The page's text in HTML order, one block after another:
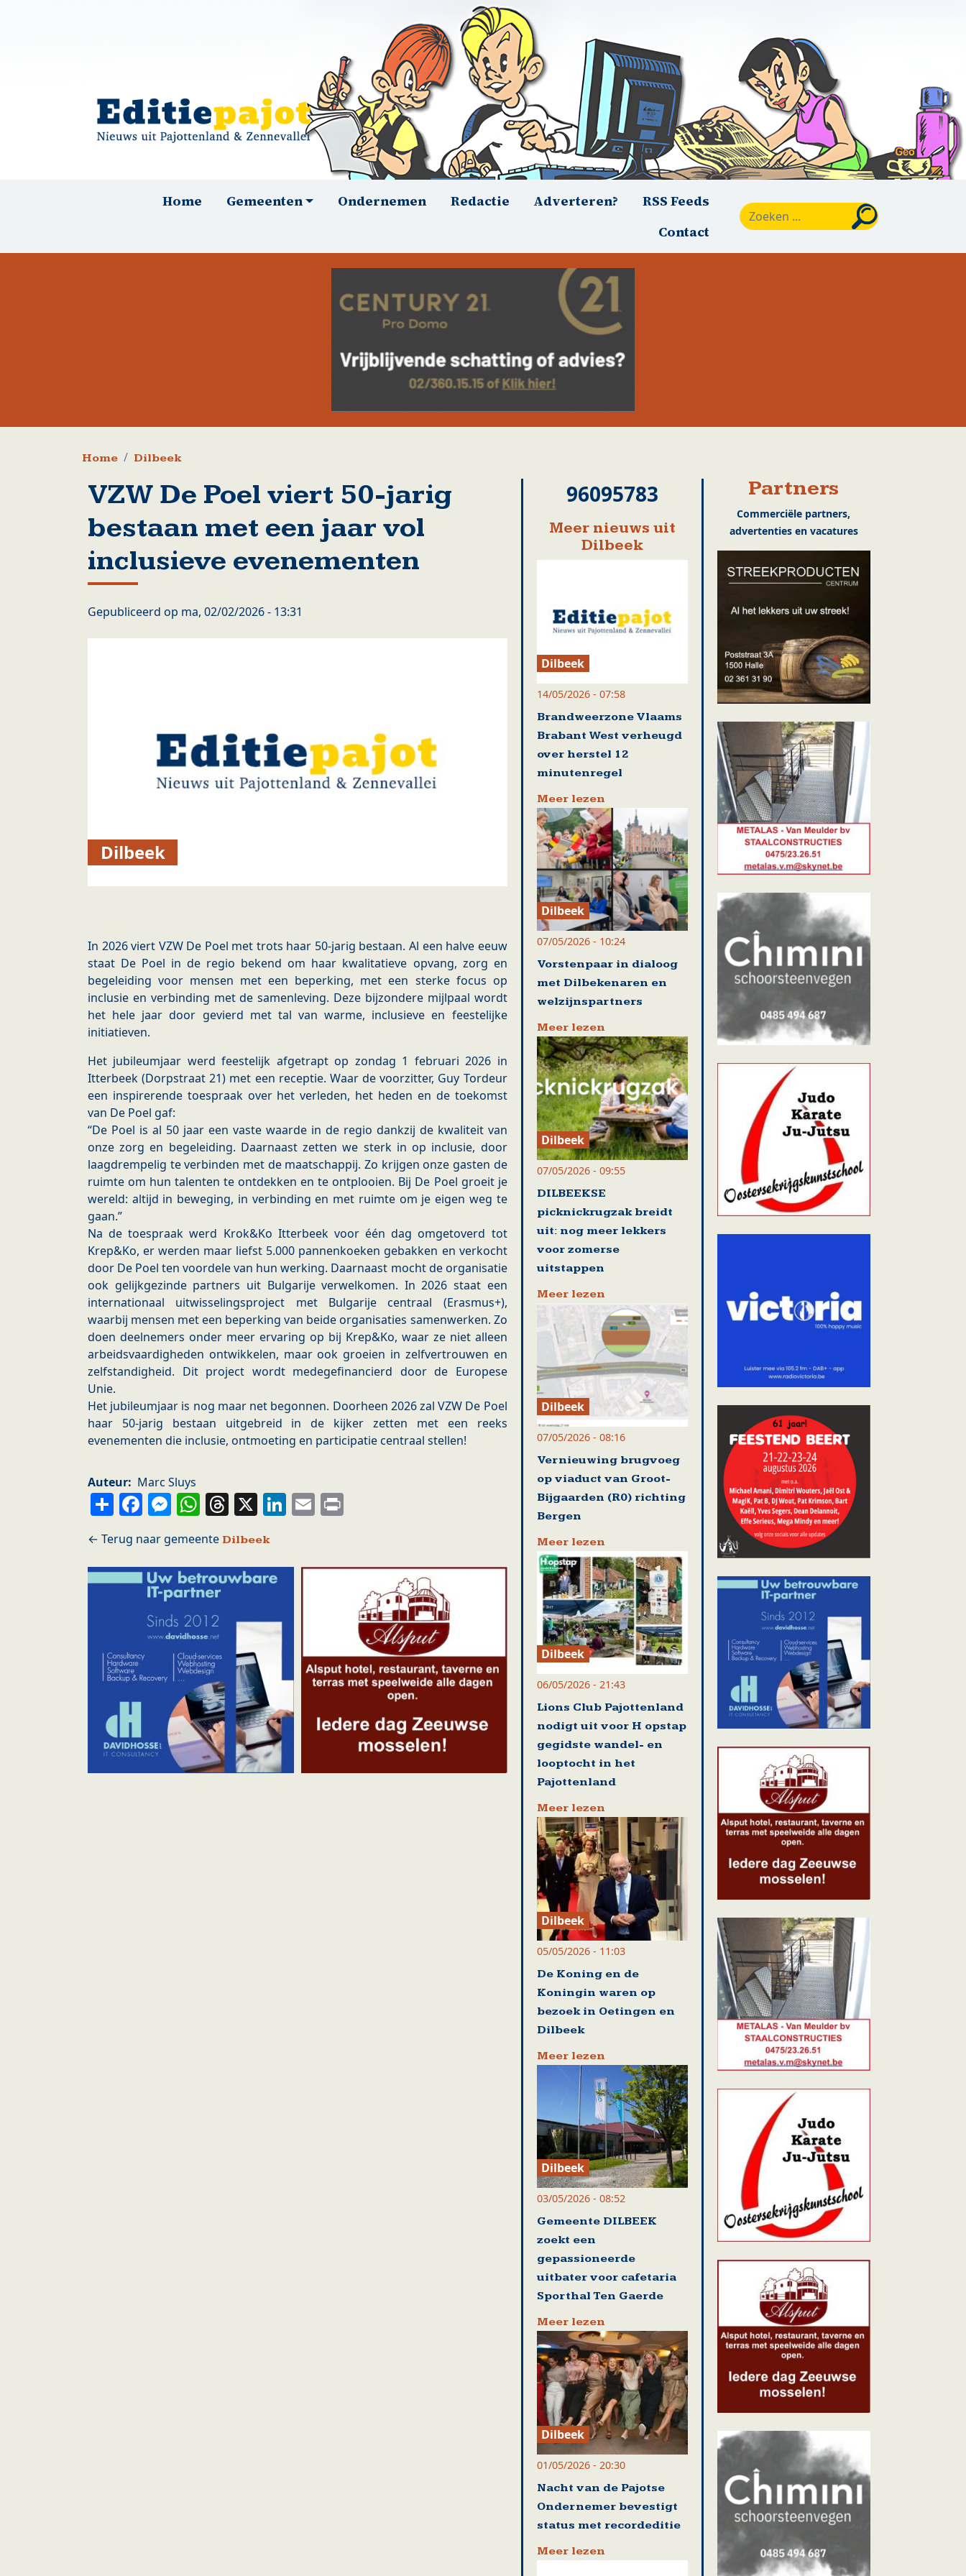
HoofdnavigatieHome Gemeenten Ondernemen Redactie Adverteren?
RSS Feeds
Contact
Kruimelpad
Home Dilbeek
VZW De Poel viert 50-jarig
bestaan met een jaar vol
inclusieve evenementen
Gepubliceerd op ma, 02/02/2026 - 13:31
Dilbeek
In 2026 viert VZW De Poel met trots haar 50-jarig bestaan. Al een halve eeuw
staat De Poel in de regio bekend om haar kwalitatieve opvang, zorg en
begeleiding voor mensen met een beperking, met een sterke focus op
inclusie en verbinding met de samenleving. Deze bijzondere mijlpaal wordt
het hele jaar door gevierd met tal van warme, inclusieve en feestelijke
initiatieven.
Het jubileumjaar werd feestelijk afgetrapt op zondag 1 februari 2026 in
Itterbeek (Dorpstraat 21) met een receptie. Waar de voorzitter, Guy Tordeur
een inspirerende toespraak over het verleden, het heden en de toekomst
van De Poel gaf:
“De Poel is al 50 jaar een vaste waarde in de regio dankzij de kwaliteit van
onze zorg en begeleiding. Daarnaast zetten we sterk in op inclusie, door
laagdrempelig te verbinden met de maatschappij. Zo krijgen onze gasten de
ruimte om hun talenten te ontdekken en te ontplooien. Bij De Poel groeit je
wereld: altijd in beweging, in verbinding en met ruimte om je eigen weg te
gaan.”
Na de toespraak werd Krok&Ko Itterbeek voor één dag omgetoverd tot
Krep&Ko, er werden maar liefst 5.000 pannenkoeken gebakken en verkocht
door De Poel ten voordele van hun werking. Daarnaast mocht de organisatie
ook gelijkgezinde partners uit Bulgarije verwelkomen. In 2026 staat een
internationaal uitwisselingsproject met Bulgarije centraal (Erasmus+),
waarbij mensen met een beperking van beide organisaties samenwerken. Zo
doen deelnemers onder meer ervaring op bij Krep&Ko, waar ze niet alleen
arbeidsvaardigheden ontwikkelen, maar ook groeien in zelfvertrouwen en
zelfstandigheid. Dit project wordt medegefinancierd door de Europese
Unie.
Het jubileumjaar is nog maar net begonnen. Doorheen 2026 zal VZW De Poel
haar 50-jarig bestaan uitgebreid in de kijker zetten met een reeks
evenementen die inclusie, ontmoeting en participatie centraal stellen!
Auteur Marc Sluys
ShareFacebook
Messenger
WhatsApp
Threads
X LinkedIn
Email
Dilbeek
96095783
Meer nieuws uit
Dilbeek
Dilbeek
14/05/2026 - 07:58
Brandweerzone Vlaams
Brabant West verheugd
over herstel 12
minutenregel
Meer lezen
Dilbeek
07/05/2026 - 10:24
Vorstenpaar in dialoog
met Dilbekenaren en
welzijnspartners
Meer lezen
Dilbeek
07/05/2026 - 09:55
DILBEEKSE
picknickrugzak breidt
uit: nog meer lekkers
voor zomerse
uitstappen
Meer lezen
Dilbeek
07/05/2026 - 08:16
Vernieuwing brugvoeg
op viaduct van Groot-
Bijgaarden (R0) richting
Bergen
Meer lezen
Dilbeek
06/05/2026 - 21:43
Lions Club Pajottenland
nodigt uit voor H opstap
gegidste wandel- en
looptocht in het
Pajottenland
Meer lezen
Dilbeek
05/05/2026 - 11:03
De Koning en de
Koningin waren op
bezoek in Oetingen en
Dilbeek
Meer lezen
Dilbeek
03/05/2026 - 08:52
Gemeente DILBEEK
zoekt een
gepassioneerde
uitbater voor cafetaria
Sporthal Ten Gaerde
Meer lezen
Dilbeek
01/05/2026 - 20:30
Nacht van de Pajotse
Ondernemer bevestigt
status met recordeditie
Meer lezen
Partners
Commerciële partners,
advertenties en vacatures